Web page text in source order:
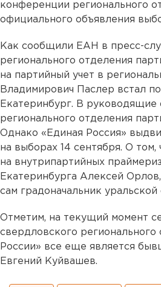
конференции регионального
официального объявления
Как сообщили ЕАН в пресс-
регионального отделения
на партийный учет в
Владимирович Паслер встал
Екатеринбург. В руководящие
регионального отделения
Однако «Единая Россия»
на выборах 14 сентября. О том,
на внутрипартийных
Екатеринбурга Алексей
сам градоначальник уральской
Отметим, на текущий момент
свердловского
России» все еще является
Евгений Куйвашев.